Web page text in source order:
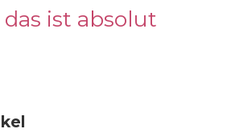
ist absolut